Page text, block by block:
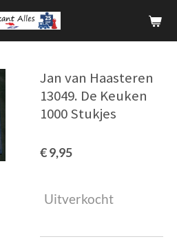
Jan van Haasteren
13049. De Keuken
1000 Stukjes
€ 9,95
Uitverkocht